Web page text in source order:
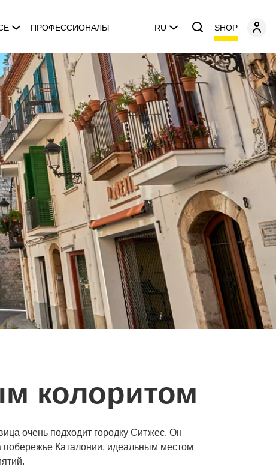
ПРОФЕССИОНАЛЫ RU SHOP
колоритом
очень подходит городку Ситжес. Он
побережье Каталонии, идеальным местом